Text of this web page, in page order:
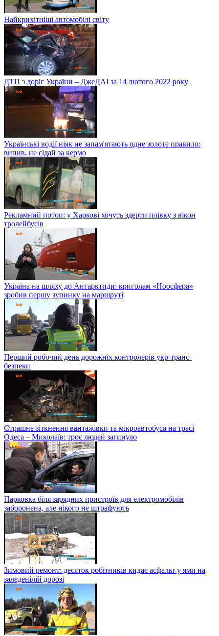
Найкрихітніші автомобілі світу
ДТП з доріг України – ДжеДАІ за 14 лютого 2022 року
Українські водії ніяк не запам'ятають одне золоте правило:
випив, не сідай за кермо
Рекламний потоп: у Харкові хочуть здерти плівку з вікон
тролейбусів
Україна на шляху до Антарктиди: криголам «Ноосфера»
зробив першу зупинку на маршруті
Перший робочий день дорожніх контролерів укр-транс-
безпеки
Страшне зіткнення вантажівки та мікроавтобуса на трасі
Одеса – Миколаїв: троє людей загинуло
Парковка біля зарядних пристроїв для електромобілів
заборонена, але нікого не штрафують
Зимовий ремонт: десяток робітників кидає асфальт у ями на
заледенілій дорозі